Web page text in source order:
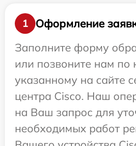
1
Оформление
Заполните форму
или позвоните нам по
указанному на сайте
центра Cisco. Наш
на Ваш запрос для
необходимых работ